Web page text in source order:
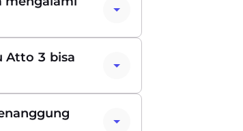
Atto 3 bisa